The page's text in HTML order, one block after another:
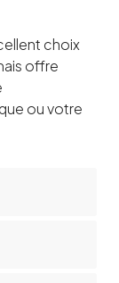
choix
offre
ou votre